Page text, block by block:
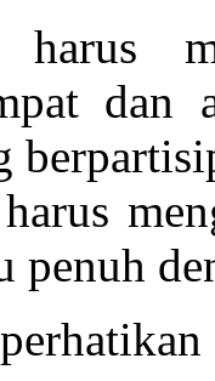
harus
dan
penuh